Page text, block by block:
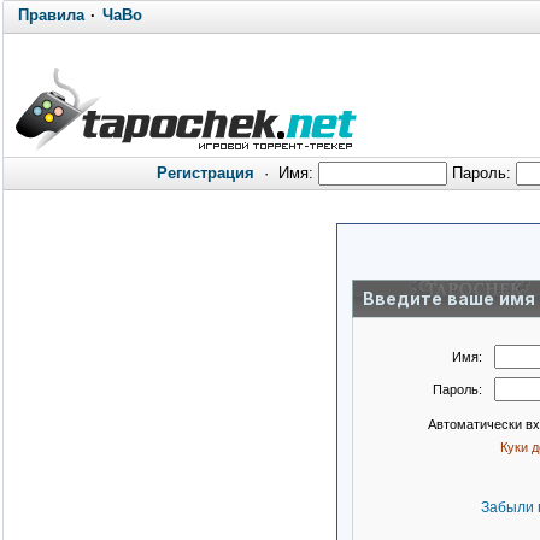
Правила· ЧаВо
Регистрация · Имя: Пароль:
Введите ваше имя
Имя:
Пароль:
Автоматически
Куки
Забыли